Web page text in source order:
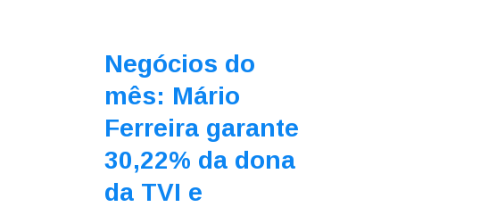
Negócios do
mês: Mário
Ferreira garante
30,22% da dona
da TVI e